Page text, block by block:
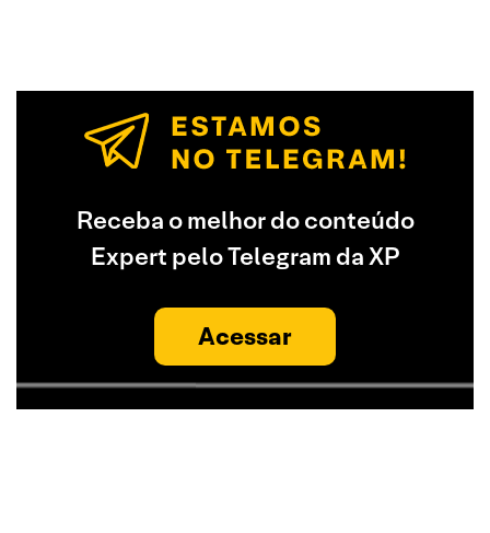
Receba o melhor do conteúdo
Expert pelo Telegram da XP
Acessar